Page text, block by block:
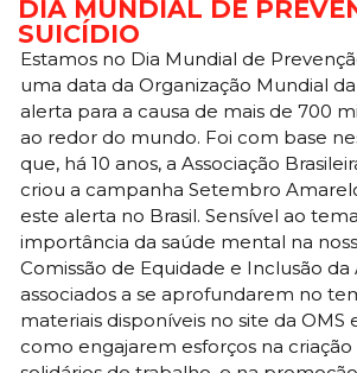
DIA MUNDIAL DE
SUICÍDIO
Estamos no Dia Mundial de
uma data da Organização Mundial
alerta para a causa de mais de 700
ao redor do mundo. Foi com base
que, há 10 anos, a Associação
criou a campanha Setembro
este alerta no Brasil. Sensível ao
importância da saúde mental na
Comissão de Equidade e Inclusão da
associados a se aprofundarem no
materiais disponíveis no site da OMS
como engajarem esforços na